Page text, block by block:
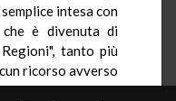
intesa con
è divenuta di
tanto più
ricorso avverso
2002.